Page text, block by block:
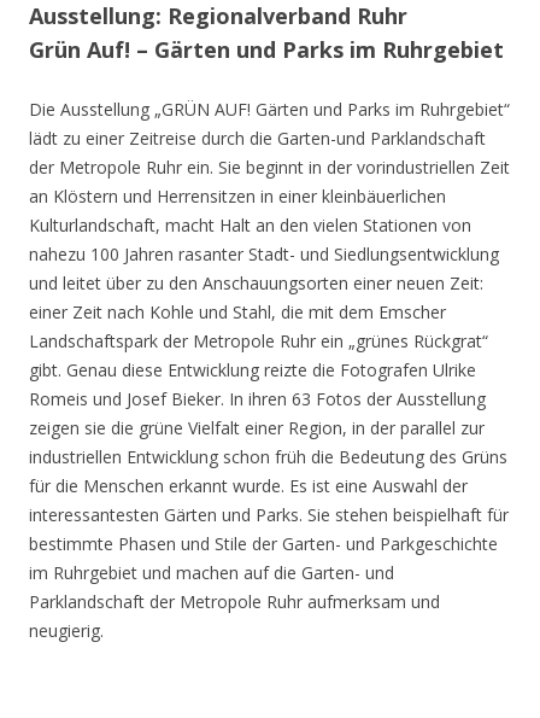
Ausstellung: Regionalverband Ruhr
Grün Auf! – Gärten und Parks im Ruhrgebiet
Die Ausstellung „GRÜN AUF! Gärten und Parks im Ruhrgebiet“
lädt zu einer Zeitreise durch die Garten-und Parklandschaft
der Metropole Ruhr ein. Sie beginnt in der vorindustriellen Zeit
an Klöstern und Herrensitzen in einer kleinbäuerlichen
Kulturlandschaft, macht Halt an den vielen Stationen von
nahezu 100 Jahren rasanter Stadt- und Siedlungsentwicklung
und leitet über zu den Anschauungsorten einer neuen Zeit:
einer Zeit nach Kohle und Stahl, die mit dem Emscher
Landschaftspark der Metropole Ruhr ein „grünes Rückgrat“
gibt. Genau diese Entwicklung reizte die Fotografen Ulrike
Romeis und Josef Bieker. In ihren 63 Fotos der Ausstellung
zeigen sie die grüne Vielfalt einer Region, in der parallel zur
industriellen Entwicklung schon früh die Bedeutung des Grüns
für die Menschen erkannt wurde. Es ist eine Auswahl der
interessantesten Gärten und Parks. Sie stehen beispielhaft für
bestimmte Phasen und Stile der Garten- und Parkgeschichte
im Ruhrgebiet und machen auf die Garten- und
Parklandschaft der Metropole Ruhr aufmerksam und
neugierig.